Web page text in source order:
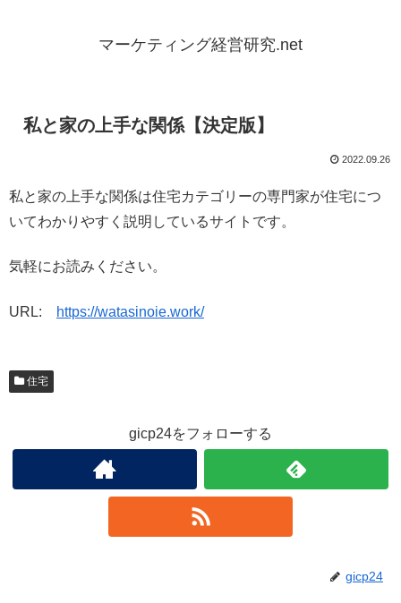
マーケティング経営研究.net
私と家の上手な関係【決定版】
2022.09.26
私と家の上手な関係は住宅カテゴリーの専門家が住宅につ
いてわかりやすく説明しているサイトです。
気軽にお読みください。
URL: https://watasinoie.work/
住宅
gicp24をフォローする
gicp24